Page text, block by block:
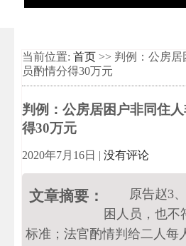
当前位置: 首页 >> 判例：公房居
员酌情分得30万元
判例：公房居困户非同住
得30万元
2020年7月16日 | 没有评论
文章摘要：
原告赵3
困人员，也不
标准；法官酌情判给二人每